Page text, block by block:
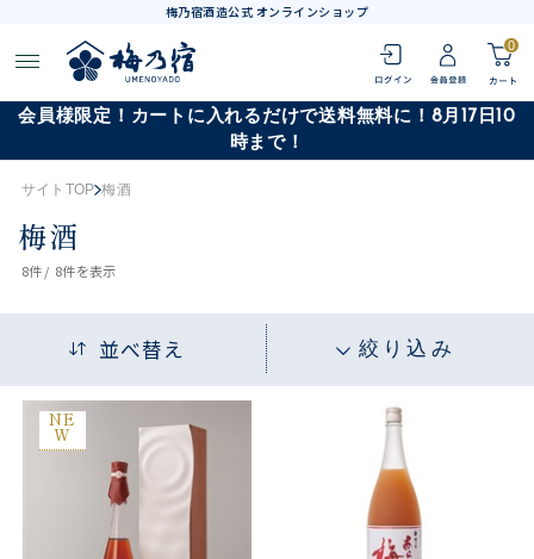
梅乃宿酒造公式 オンラインショップ
0
会員様限定！カートに入れるだけで送料無料に！8月17日10
時まで！
サイトTOP 梅酒
梅酒
8件 / 8件を表示
並べ替え 絞り込み
NE
W